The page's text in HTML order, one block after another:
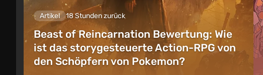
Artikel 18 Stunden zurück
Beast of Reincarnation Bewertung: Wie
ist das storygesteuerte Action-RPG von
den Schöpfern von Pokemon?